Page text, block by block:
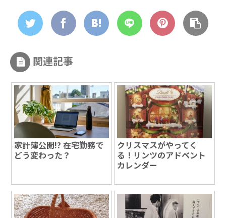
関連記事
家計簿公開!? 在宅勤務で
どう変わった？
クリスマスがやってく
る！リンツのアドベント
カレンダー